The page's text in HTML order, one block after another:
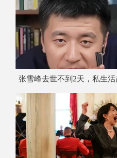
张雪峰去世不到2天，私生
大爱好成催命符 名